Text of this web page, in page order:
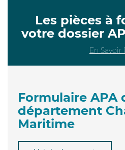
Les pièces à
votre dossier
En Savoir
Formulaire APA
département
Maritime